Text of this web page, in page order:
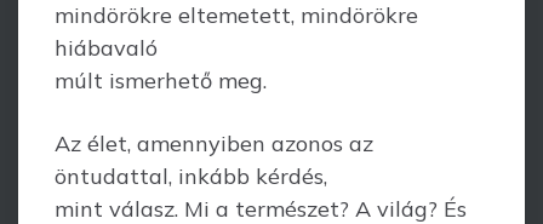
mindörökre eltemetett, mindörökre
hiábavaló
múlt ismerhető meg.
Az élet, amennyiben azonos az
öntudattal, inkább kérdés,
mint válasz. Mi a természet? A világ? És